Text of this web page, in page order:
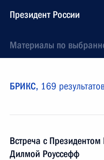
Президент России
Материалы по
БРИКС, 169
Встреча с
Дилмой Роуссефф